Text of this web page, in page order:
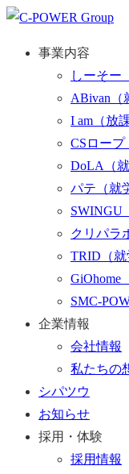
事業内容
しーそー
ABivan
I am （放
CSロープ
DoLA
（
パテ （就
SWINGU
クリパラ
TRID （
GiOhome
SMC-
企業情報
会社情報
私たちの
シパツウ
お知らせ
採用・体験
採用情報